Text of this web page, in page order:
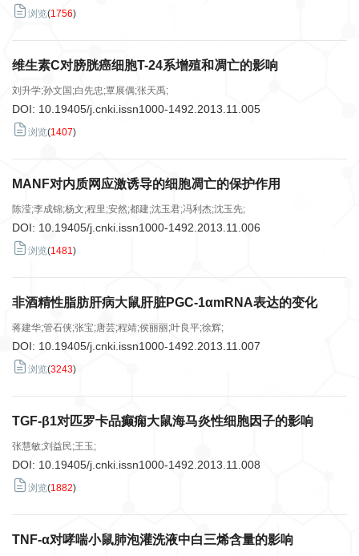
浏览(1756)
维生素C对膀胱癌细胞T-24系增殖和凋亡的影响
刘升学;孙文国;白先忠;覃展偶;张天禹;
DOI: 10.19405/j.cnki.issn1000-1492.2013.11.005
浏览(1407)
MANF对内质网应激诱导的细胞凋亡的保护作用
陈滢;李成锦;杨文;程里;安然;都建;沈玉君;冯利杰;沈玉先;
DOI: 10.19405/j.cnki.issn1000-1492.2013.11.006
浏览(1481)
非酒精性脂肪肝病大鼠肝脏PGC-1αmRNA表达的变化
蒋建华;管石侠;张宝;唐芸;程靖;侯丽丽;叶良平;徐辉;
DOI: 10.19405/j.cnki.issn1000-1492.2013.11.007
浏览(3243)
TGF-β1对匹罗卡品癫痫大鼠海马炎性细胞因子的影响
张慧敏;刘益民;王玉;
DOI: 10.19405/j.cnki.issn1000-1492.2013.11.008
浏览(1882)
TNF-α对哮喘小鼠肺泡灌洗液中白三烯含量的影响